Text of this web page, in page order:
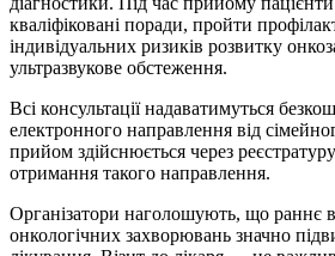
кваліфіковані поради, пройти
індивідуальних ризиків розвитку
ультразвукове обстеження.
Всі консультації надаватимуться
електронного направлення від
прийом здійснюється через реєстратуру
отримання такого направлення.
Організатори наголошують, що раннє
онкологічних захворювань значно